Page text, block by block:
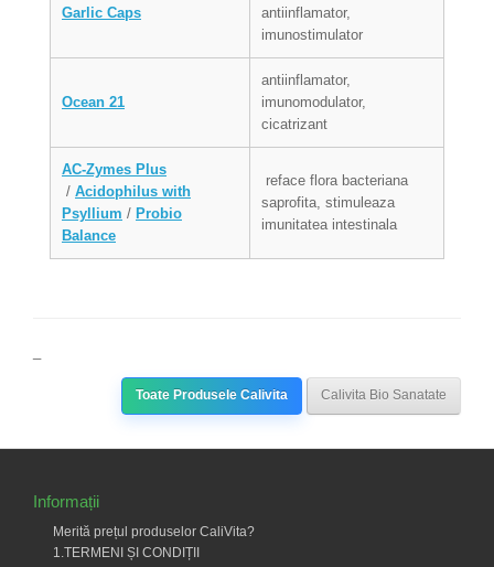
Garlic Caps
antiinflamator,
imunostimulator
Ocean 21
antiinflamator,
imunomodulator,
cicatrizant
AC-Zymes Plus
/ Acidophilus with
Psyllium / Probio
Balance
reface flora bacteriana
saprofita, stimuleaza
imunitatea intestinala
Toate Produsele Calivita Calivita Bio Sanatate
Informații
Merită prețul produselor CaliVita?
1.TERMENI ȘI CONDIȚII